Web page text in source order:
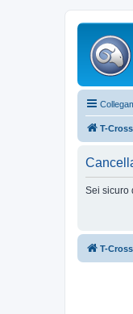
T-
Sei sicuro
T-